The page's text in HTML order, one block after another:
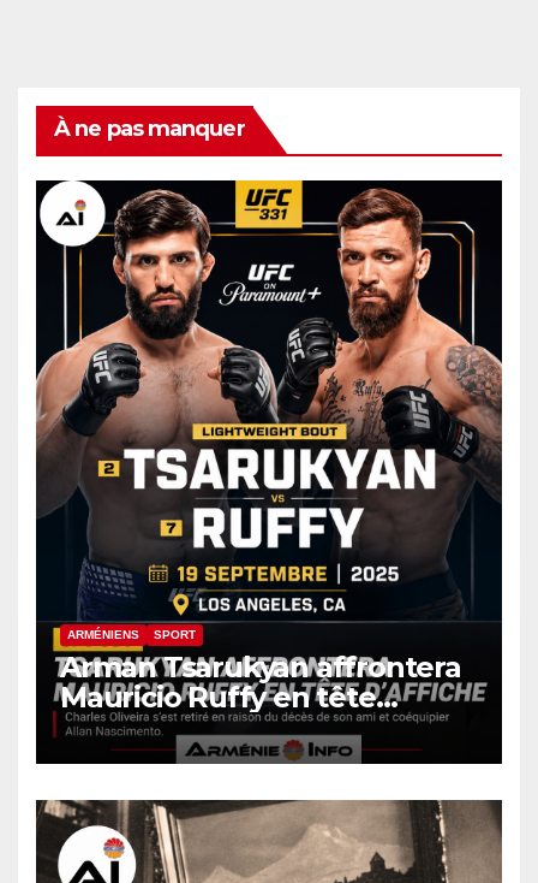
À ne pas manquer
ARMÉNIENS SPORT
Arman Tsarukyan affrontera
Mauricio Ruffy en tête
d’affiche de l’UFC 331